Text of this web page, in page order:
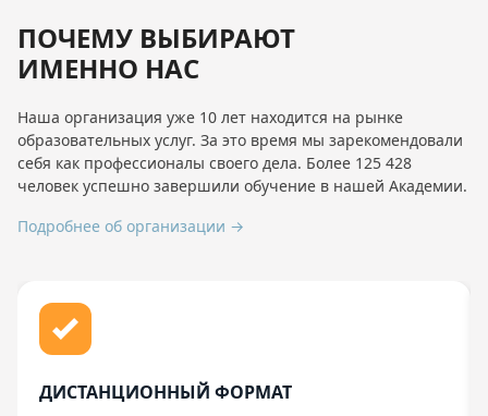
ПОЧЕМУ ВЫБИРАЮТ
ИМЕННО НАС
Наша организация уже 10 лет находится на рынке
образовательных услуг. За это время мы зарекомендовали
себя как профессионалы своего дела. Более 125 428
человек успешно завершили обучение в нашей Академии.
Подробнее об организации →
ДИСТАНЦИОННЫЙ ФОРМАТ